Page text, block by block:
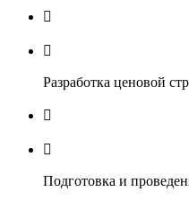


Разработка ценовой


Подготовка и